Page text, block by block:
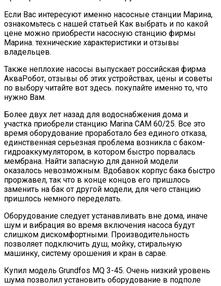
Если Вас интересуют именно насосные станции Марина,
ознакомьтесь с нашей статьей Как выбрать и по какой
цене можно приобрести насосную станцию фирмы
Марина. технические характеристики и отзывы
владельцев.
Также неплохие насосы выпускает российская фирма
АкваРобот, отзывы об этих устройствах, цены и советы
по выбору читайте вот здесь. покупайте именно то, что
нужно Вам.
Более двух лет назад для водоснабжения дома и
участка приобрели станцию Marina CAM 60/25. Все это
время оборудование проработало без единого отказа,
единственная серьезная проблема возникла с баком-
гидроаккумулятором, в котором быстро порвалась
мембрана. Найти запасную для данной модели
оказалось невозможным. Вдобавок корпус бака быстро
проржавел, так что в конце концов его пришлось
заменить на бак от другой модели, для чего станцию
пришлось немного переделать.
Оборудование следует устанавливать вне дома, иначе
шум и вибрация во время включения насоса будут
слишком дискомфортными. Производительность
позволяет подключить душ, мойку, стиральную
машинку, систему орошения и кран в сарае.
Купил модель Grundfos MQ 3-45. Очень низкий уровень
шума позволил установить оборудование в подполе